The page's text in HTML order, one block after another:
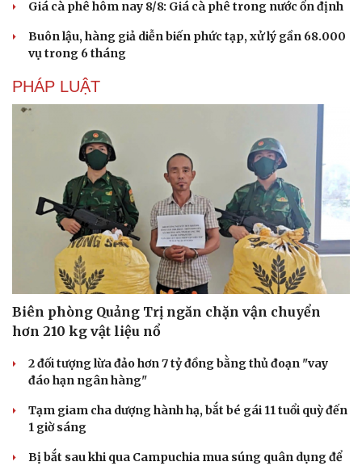
Giá cà phê hôm nay 8/8: Giá cà phê trong nước ổn định
Buôn lậu, hàng giả diễn biến phức tạp, xử lý gần 68.000
vụ trong 6 tháng
PHÁP LUẬT
Biên phòng Quảng Trị ngăn chặn vận chuyển
hơn 210 kg vật liệu nổ
2 đối tượng lừa đảo hơn 7 tỷ đồng bằng thủ đoạn "vay
đáo hạn ngân hàng"
Tạm giam cha dượng hành hạ, bắt bé gái 11 tuổi quỳ đến
1 giờ sáng
Bị bắt sau khi qua Campuchia mua súng quân dụng để